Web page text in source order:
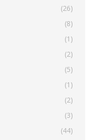
(26)
(8)
(1)
(2)
(5)
(1)
(2)
(3)
(44)